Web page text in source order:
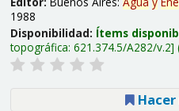
1988
Disponibilidad: Ítems
topográfica: 621.374.5/A282/v.2
Hacer